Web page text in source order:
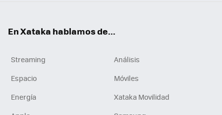
En Xataka hablamos de...
Streaming
Análisis
Espacio
Móviles
Energía
Xataka Movilidad